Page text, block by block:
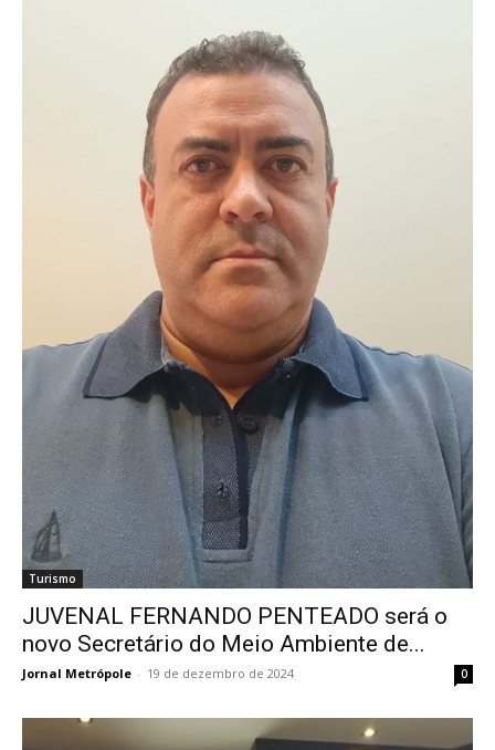
Turismo
JUVENAL FERNANDO PENTEADO será o
novo Secretário do Meio Ambiente de...
Jornal Metrópole - 19 de dezembro de 2024 0